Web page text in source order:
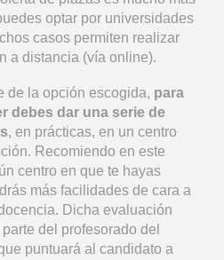
optar por universidades
casos permiten realizar
a distancia (vía online).
de la opción escogida, para
debes dar una serie de
, en prácticas, en un centro
Recomiendo en este
centro en que te hayas
más facilidades de cara a
Dicha evaluación
del profesorado del
puntuará al candidato a